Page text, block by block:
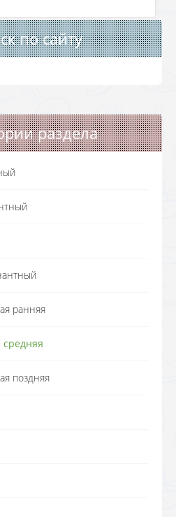
по сайту
раздела
ранняя
средняя
поздняя